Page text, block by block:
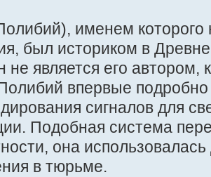
именем которого
был историком в
не является его автором,
впервые
сигналов для
Подобная система
она
в тюрьме.